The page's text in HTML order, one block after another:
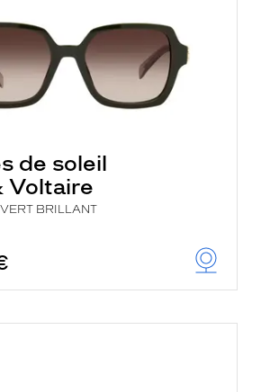
de soleil
Voltaire
BRILLANT